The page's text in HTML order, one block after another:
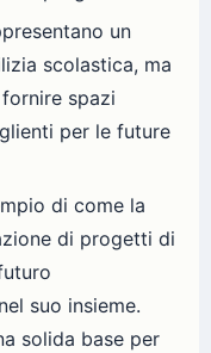
un
scolastica, ma
spazi
per le future
di come la
di progetti di
suo insieme.
solida base per